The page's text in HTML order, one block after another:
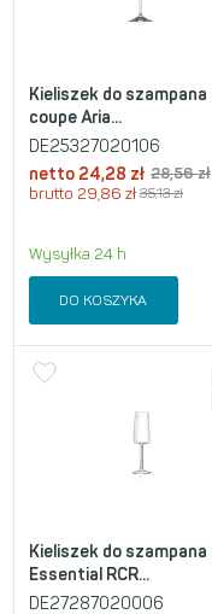
Kieliszek do szampana
coupe Aria...
DE25327020106
netto 24,28 zł 28,56zł
brutto 29,86 zł 35,13zł
Wysyłka 24 h
DO KOSZYKA
Kieliszek do szampana
Essential RCR...
DE27287020006